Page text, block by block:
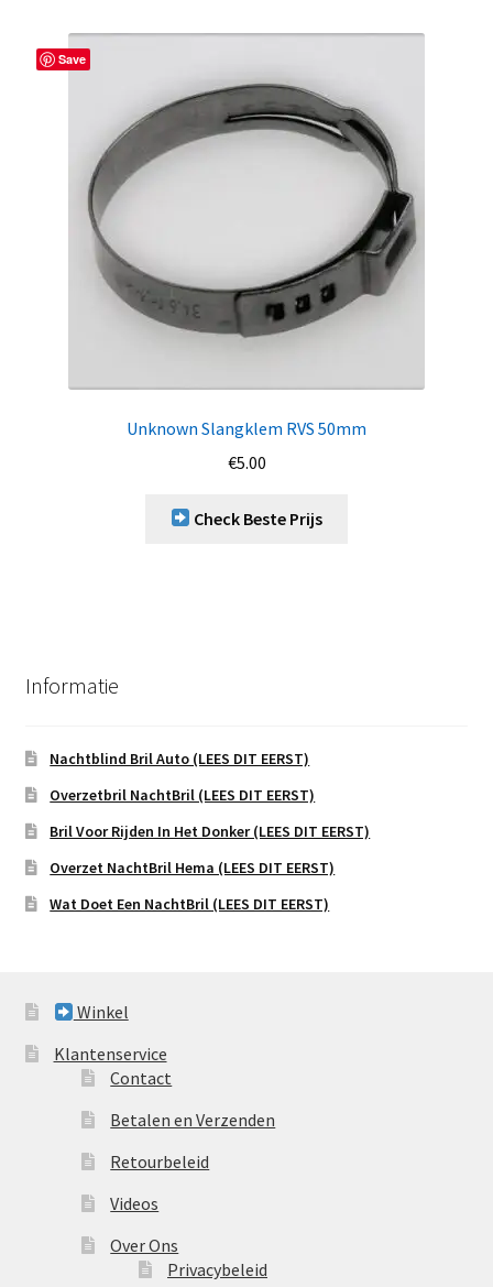
Save
Unknown Slangklem RVS 50mm
€5.00
Check Beste Prijs
Informatie
Nachtblind Bril Auto (LEES DIT EERST)
Overzetbril NachtBril (LEES DIT EERST)
Bril Voor Rijden In Het Donker (LEES DIT EERST)
Overzet NachtBril Hema (LEES DIT EERST)
Wat Doet Een NachtBril (LEES DIT EERST)
Winkel
Klantenservice
Contact
Betalen en Verzenden
Retourbeleid
Videos
Over Ons
Privacybeleid